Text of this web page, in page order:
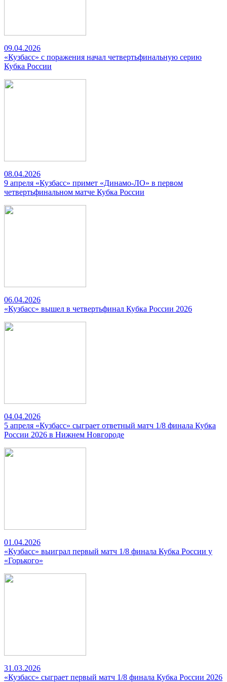
09.04.2026
«Кузбасс» с поражения начал четвертьфинальную серию
Кубка России
08.04.2026
9 апреля «Кузбасс» примет «Динамо-ЛО» в первом
четвертьфинальном матче Кубка России
06.04.2026
«Кузбасс» вышел в четвертьфинал Кубка России 2026
04.04.2026
5 апреля «Кузбасс» сыграет ответный матч 1/8 финала Кубка
России 2026 в Нижнем Новгороде
01.04.2026
«Кузбасс» выиграл первый матч 1/8 финала Кубка России у
«Горького»
31.03.2026
«Кузбасс» сыграет первый матч 1/8 финала Кубка России 2026